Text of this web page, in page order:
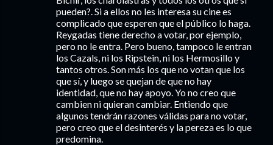
pueden?. Si a ellos no les interesa su cine es
complicado que esperen que el público lo haga.
Reygadas tiene derecho a votar, por ejemplo,
pero no le entra. Pero bueno, tampoco le entran
los Cazals, ni los Ripstein, ni los Hermosillo y
tantos otros. Son más los que no votan que los
que sí, y luego se quejan de que no hay
identidad, que no hay apoyo. Yo no creo que
cambien ni quieran cambiar. Entiendo que
algunos tendrán razones válidas para no votar,
pero creo que el desinterés y la pereza es lo que
predomina.